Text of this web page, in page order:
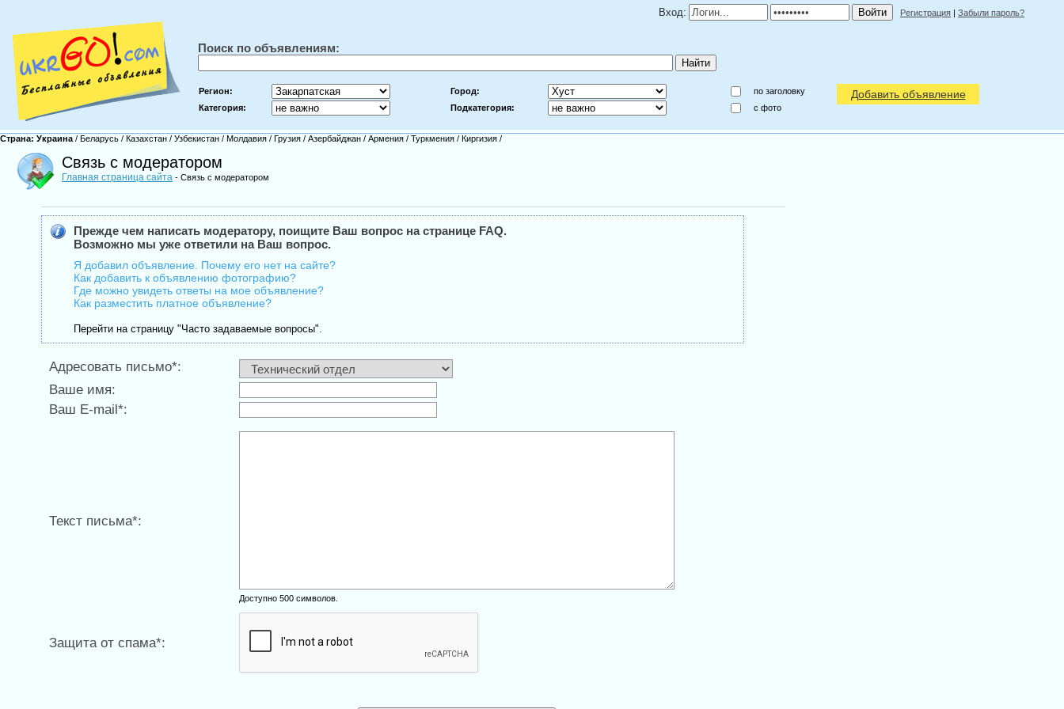
Вход: Регистрация | Забыли пароль?
Поиск по объявлениям:
Регион: Город:
по заголовку
Категория:
Подкатегория: c фото
Добавить объявление
Страна: Украина / Беларусь / Казахстан / Узбекистан / Молдавия / Грузия / Азербайджан / Армения / Туркмения / Киргизия /
Связь с модератором
Главная страница сайта - Связь с модератором
Прежде чем написать модератору, поищите Ваш вопрос на странице FAQ.
Возможно мы уже ответили на Ваш вопрос.
Я добавил объявление. Почему его нет на сайте?
Как добавить к объявлению фотографию?
Где можно увидеть ответы на мое объявление?
Как разместить платное объявление?
Перейти на страницу "Часто задаваемые вопросы"
Адресовать письмо*:
Ваше имя:
Ваш E-mail*:
Текст письма*:
Доступно 500 символов.
Защита от спама*: